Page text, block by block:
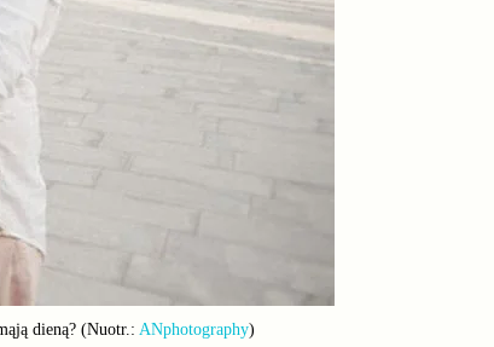
dieną? (Nuotr.: ANphotography)